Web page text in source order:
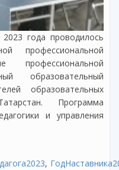
года проводилось
профессиональной
профессиональной
образовательный
образовательных
Программа
и управления